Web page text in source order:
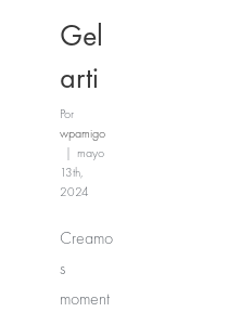
Gel
arti
Por
wpamigo
| mayo
13th,
2024
Creamo
s
moment